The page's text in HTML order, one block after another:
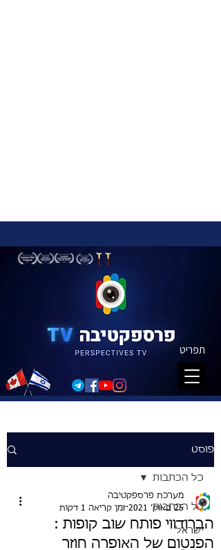
תפריט
פוסט
כל הכתבות
ישראל
כל הכתבות
הברודווי פותח שוב קופות :
הפנטום של האופרה חוזר
מערכת פרספקטיבה
25 באוק׳ 2021
זמן קריאה 1 דקות